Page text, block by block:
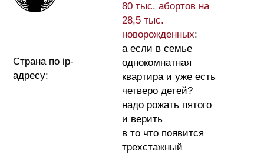
Страна по ip-
адресу:
80 тыс. абортов на
28,5 тыс.
новорожденных:
а если в семье
однокомнатная
квартира и уже есть
четверо детей?
надо рожать пятого
и верить
в то что появится
трехєтажный